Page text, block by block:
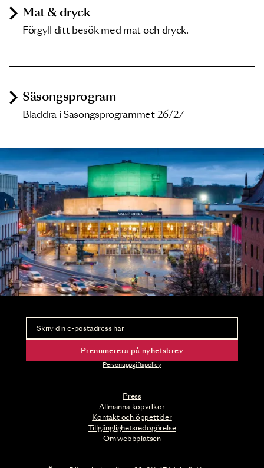
Mat & dryck
Förgyll ditt besök med mat och dryck.
Säsongsprogram
Bläddra i Säsongsprogrammet 26/27
Press
Allmänna köpvillkor
Kontakt och öppettider
Tillgänglighetsredogörelse
Om webbplatsen
Nyhetsbrev
Ta del av förhandsinformation och biljettsläpp.
Prenumerera på nyhetsbrev
Personuppgiftspolicy